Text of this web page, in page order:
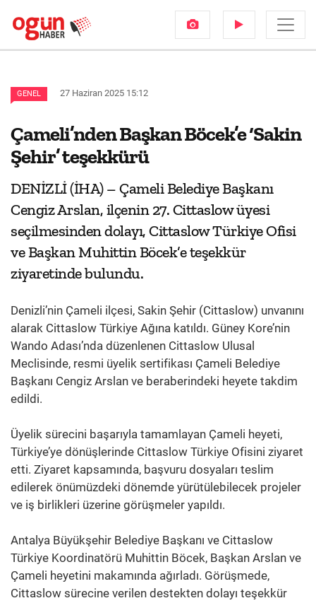
GENEL 27 Haziran 2025 15:12
Çameli’nden Başkan Böcek’e ‘Sakin
Şehir’ teşekkürü
DENİZLİ (İHA) – Çameli Belediye Başkanı
Cengiz Arslan, ilçenin 27. Cittaslow üyesi
seçilmesinden dolayı, Cittaslow Türkiye Ofisi
ve Başkan Muhittin Böcek’e teşekkür
ziyaretinde bulundu.
Denizli’nin Çameli ilçesi, Sakin Şehir (Cittaslow) unvanını
alarak Cittaslow Türkiye Ağına katıldı. Güney Kore’nin
Wando Adası’nda düzenlenen Cittaslow Ulusal
Meclisinde, resmi üyelik sertifikası Çameli Belediye
Başkanı Cengiz Arslan ve beraberindeki heyete takdim
edildi.
Üyelik sürecini başarıyla tamamlayan Çameli heyeti,
Türkiye’ye dönüşlerinde Cittaslow Türkiye Ofisini ziyaret
etti. Ziyaret kapsamında, başvuru dosyaları teslim
edilerek önümüzdeki dönemde yürütülebilecek projeler
ve iş birlikleri üzerine görüşmeler yapıldı.
Antalya Büyükşehir Belediye Başkanı ve Cittaslow
Türkiye Koordinatörü Muhittin Böcek, Başkan Arslan ve
Çameli heyetini makamında ağırladı. Görüşmede,
Cittaslow sürecine verilen destekten dolayı teşekkür